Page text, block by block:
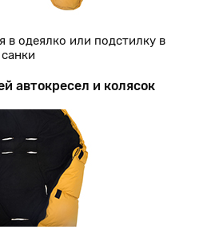
в одеялко или подстилку в
санки
автокресел и колясок